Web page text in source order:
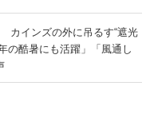
カインズの外に吊るす“遮光
の酷暑にも活躍」「風通し